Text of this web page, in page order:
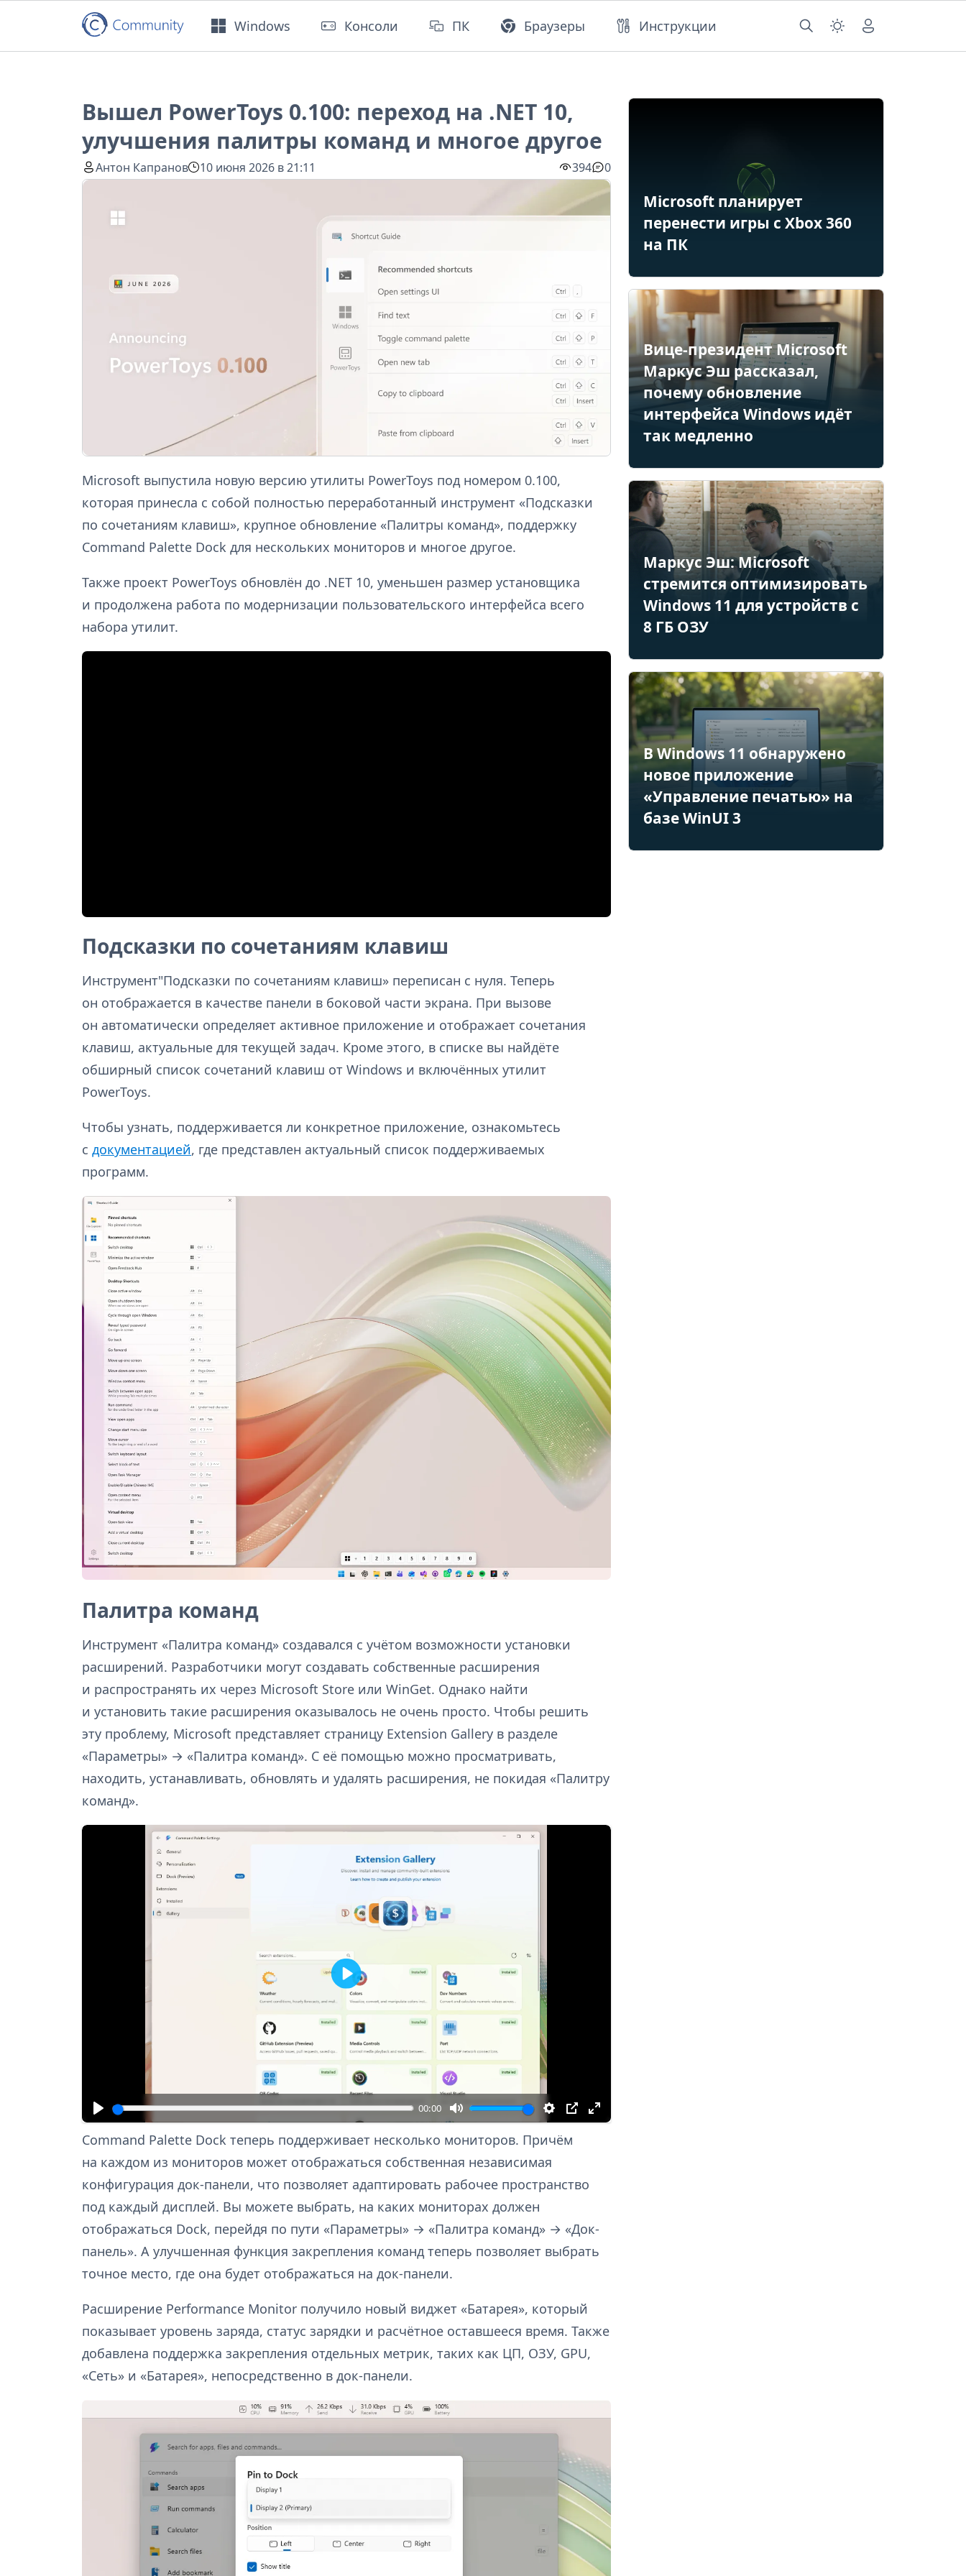
Windows Консоли ПК Браузеры Инструкции
Вышел PowerToys 0.100: переход на .NET 10,
улучшения палитры команд и многое другое
Антон Капранов 10 июня 2026 в 21:11 394 0
Microsoft выпустила новую версию утилиты PowerToys под номером 0.100,
которая принесла с собой полностью переработанный инструмент «Подсказки
по сочетаниям клавиш», крупное обновление «Палитры команд», поддержку
Command Palette Dock для нескольких мониторов и многое другое.
Также проект PowerToys обновлён до .NET 10, уменьшен размер установщика
и продолжена работа по модернизации пользовательского интерфейса всего
набора утилит.
Подсказки по сочетаниям клавиш
Инструмент"Подсказки по сочетаниям клавиш» переписан с нуля. Теперь
он отображается в качестве панели в боковой части экрана. При вызове
он автоматически определяет активное приложение и отображает сочетания
клавиш, актуальные для текущей задач. Кроме этого, в списке вы найдёте
обширный список сочетаний клавиш от Windows и включённых утилит
PowerToys.
Чтобы узнать, поддерживается ли конкретное приложение, ознакомьтесь
с документацией, где представлен актуальный список поддерживаемых
программ.
Палитра команд
Инструмент «Палитра команд» создавался с учётом возможности установки
расширений. Разработчики могут создавать собственные расширения
и распространять их через Microsoft Store или WinGet. Однако найти
и установить такие расширения оказывалось не очень просто. Чтобы решить
эту проблему, Microsoft представляет страницу Extension Gallery в разделе
«Параметры» → «Палитра команд». С её помощью можно просматривать,
находить, устанавливать, обновлять и удалять расширения, не покидая «Палитру
команд».
00:00
В
о
п
р
з
в
е
т
и
Command Palette Dock теперь поддерживает несколько мониторов. Причём
на каждом из мониторов может отображаться собственная независимая
конфигурация док-панели, что позволяет адаптировать рабочее пространство
под каждый дисплей. Вы можете выбрать, на каких мониторах должен
отображаться Dock, перейдя по пути «Параметры» → «Палитра команд» → «Док-
панель». А улучшенная функция закрепления команд теперь позволяет выбрать
точное место, где она будет отображаться на док-панели.
Расширение Performance Monitor получило новый виджет «Батарея», который
показывает уровень заряда, статус зарядки и расчётное оставшееся время. Также
добавлена поддержка закрепления отдельных метрик, таких как ЦП, ОЗУ, GPU,
«Сеть» и «Батарея», непосредственно в док-панели.
Microsoft планирует
перенести игры с Xbox 360
на ПК
Вице-президент Microsoft
Маркус Эш рассказал,
почему обновление
интерфейса Windows идёт
так медленно
Маркус Эш: Microsoft
стремится оптимизировать
Windows 11 для устройств с
8 ГБ ОЗУ
В Windows 11 обнаружено
новое приложение
«Управление печатью» на
базе WinUI 3